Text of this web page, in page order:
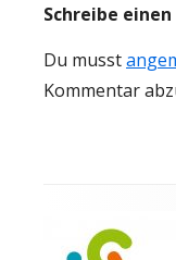
Schreibe
Du musst
Kommentar
Haupt-